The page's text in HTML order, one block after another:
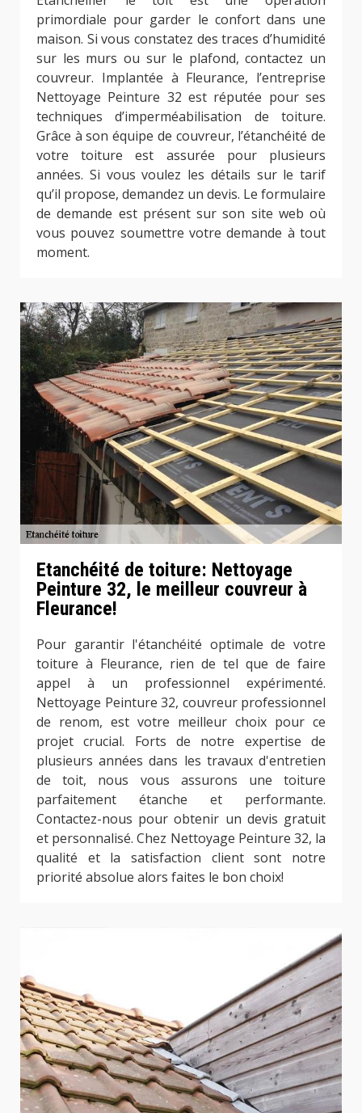
primordiale pour garder le confort dans une
maison. Si vous constatez des traces d’humidité
sur les murs ou sur le plafond, contactez un
couvreur. Implantée à Fleurance, l’entreprise
Nettoyage Peinture 32 est réputée pour ses
techniques d’imperméabilisation de toiture.
Grâce à son équipe de couvreur, l’étanchéité de
votre toiture est assurée pour plusieurs
années. Si vous voulez les détails sur le tarif
qu’il propose, demandez un devis. Le formulaire
de demande est présent sur son site web où
vous pouvez soumettre votre demande à tout
moment.
Etanchéité de toiture: Nettoyage
Peinture 32, le meilleur couvreur à
Fleurance!
Pour garantir l'étanchéité optimale de votre
toiture à Fleurance, rien de tel que de faire
appel à un professionnel expérimenté.
Nettoyage Peinture 32, couvreur professionnel
de renom, est votre meilleur choix pour ce
projet crucial. Forts de notre expertise de
plusieurs années dans les travaux d'entretien
de toit, nous vous assurons une toiture
parfaitement étanche et performante.
Contactez-nous pour obtenir un devis gratuit
et personnalisé. Chez Nettoyage Peinture 32, la
qualité et la satisfaction client sont notre
priorité absolue alors faites le bon choix!